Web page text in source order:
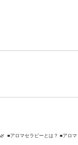
■アロマセラピーとは？ ■アロマ